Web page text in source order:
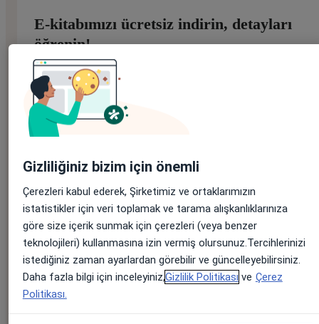
E-kitabımızı ücretsiz indirin, detayları
öğrenin!
Adınız
Soyadınız*
E-posta adresiniz*
Gizliliğiniz bizim için önemli
Çerezleri kabul ederek, Şirketimiz ve ortaklarımızın
istatistikler için veri toplamak ve tarama alışkanlıklarınıza
göre size içerik sunmak için çerezleri (veya benzer
teknolojileri) kullanmasına izin vermiş olursunuz.Tercihlerinizi
istediğiniz zaman ayarlardan görebilir ve güncelleyebilirsiniz.
Daha fazla bilgi için inceleyiniz,Gizlilik Politikası ve Çerez
Politikası.